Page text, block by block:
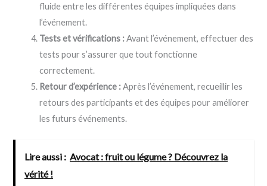
fluide entre les différentes équipes impliquées dans
l’événement.
Tests et vérifications :Avant l’événement, effectuer des
tests pour s’assurer que tout fonctionne
correctement.
Retour d’expérience :Après l’événement, recueillir les
retours des participants et des équipes pour améliorer
les futurs événements.
Lire aussi : Avocat : fruit ou légume ? Découvrez la
vérité !